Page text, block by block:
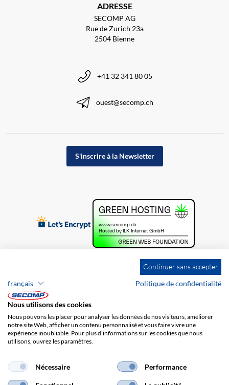
ADRESSE
SECOMP AG
Rue de Zurich 23a
2504 Bienne
+41 32 341 80 05
ouest@secomp.ch
S'inscrire à la Newsletter
Brands
Protection des données
Frais de port
Continuer sans accepter
français
Politique de confidentialité
Nous utilisons des cookies
Nous pouvons les placer pour analyser les données de nos visiteurs, améliorer
notre site Web, afficher un contenu personnalisé et vous faire vivre une
expérience inoubliable. Pour plus d'informations sur les cookies que nous
utilisons, ouvrez les paramètres.
Nécessaire Performance